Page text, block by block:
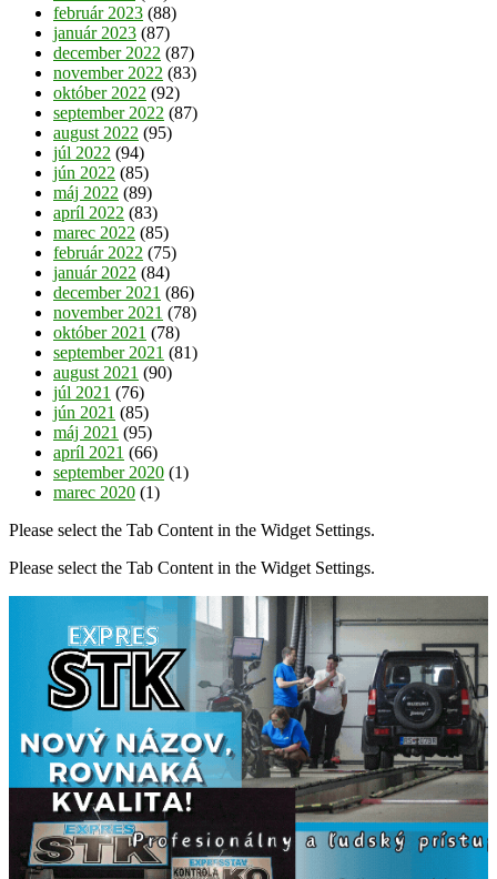
február 2023 (88)
január 2023 (87)
december 2022 (87)
november 2022 (83)
október 2022 (92)
september 2022 (87)
august 2022 (95)
júl 2022 (94)
jún 2022 (85)
máj 2022 (89)
apríl 2022 (83)
marec 2022 (85)
február 2022 (75)
január 2022 (84)
december 2021 (86)
november 2021 (78)
október 2021 (78)
september 2021 (81)
august 2021 (90)
júl 2021 (76)
jún 2021 (85)
máj 2021 (95)
apríl 2021 (66)
september 2020 (1)
marec 2020 (1)
Please select the Tab Content in the Widget Settings.
Please select the Tab Content in the Widget Settings.